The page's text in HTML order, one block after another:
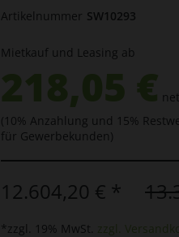
Artikelnummer SW10293
Mietkauf und Leasing ab
218,05 €
(10% Anzahlung und 15%
für Gewerbekunden)
12.604,20 € *
*zzgl. 19% MwSt. zzgl.